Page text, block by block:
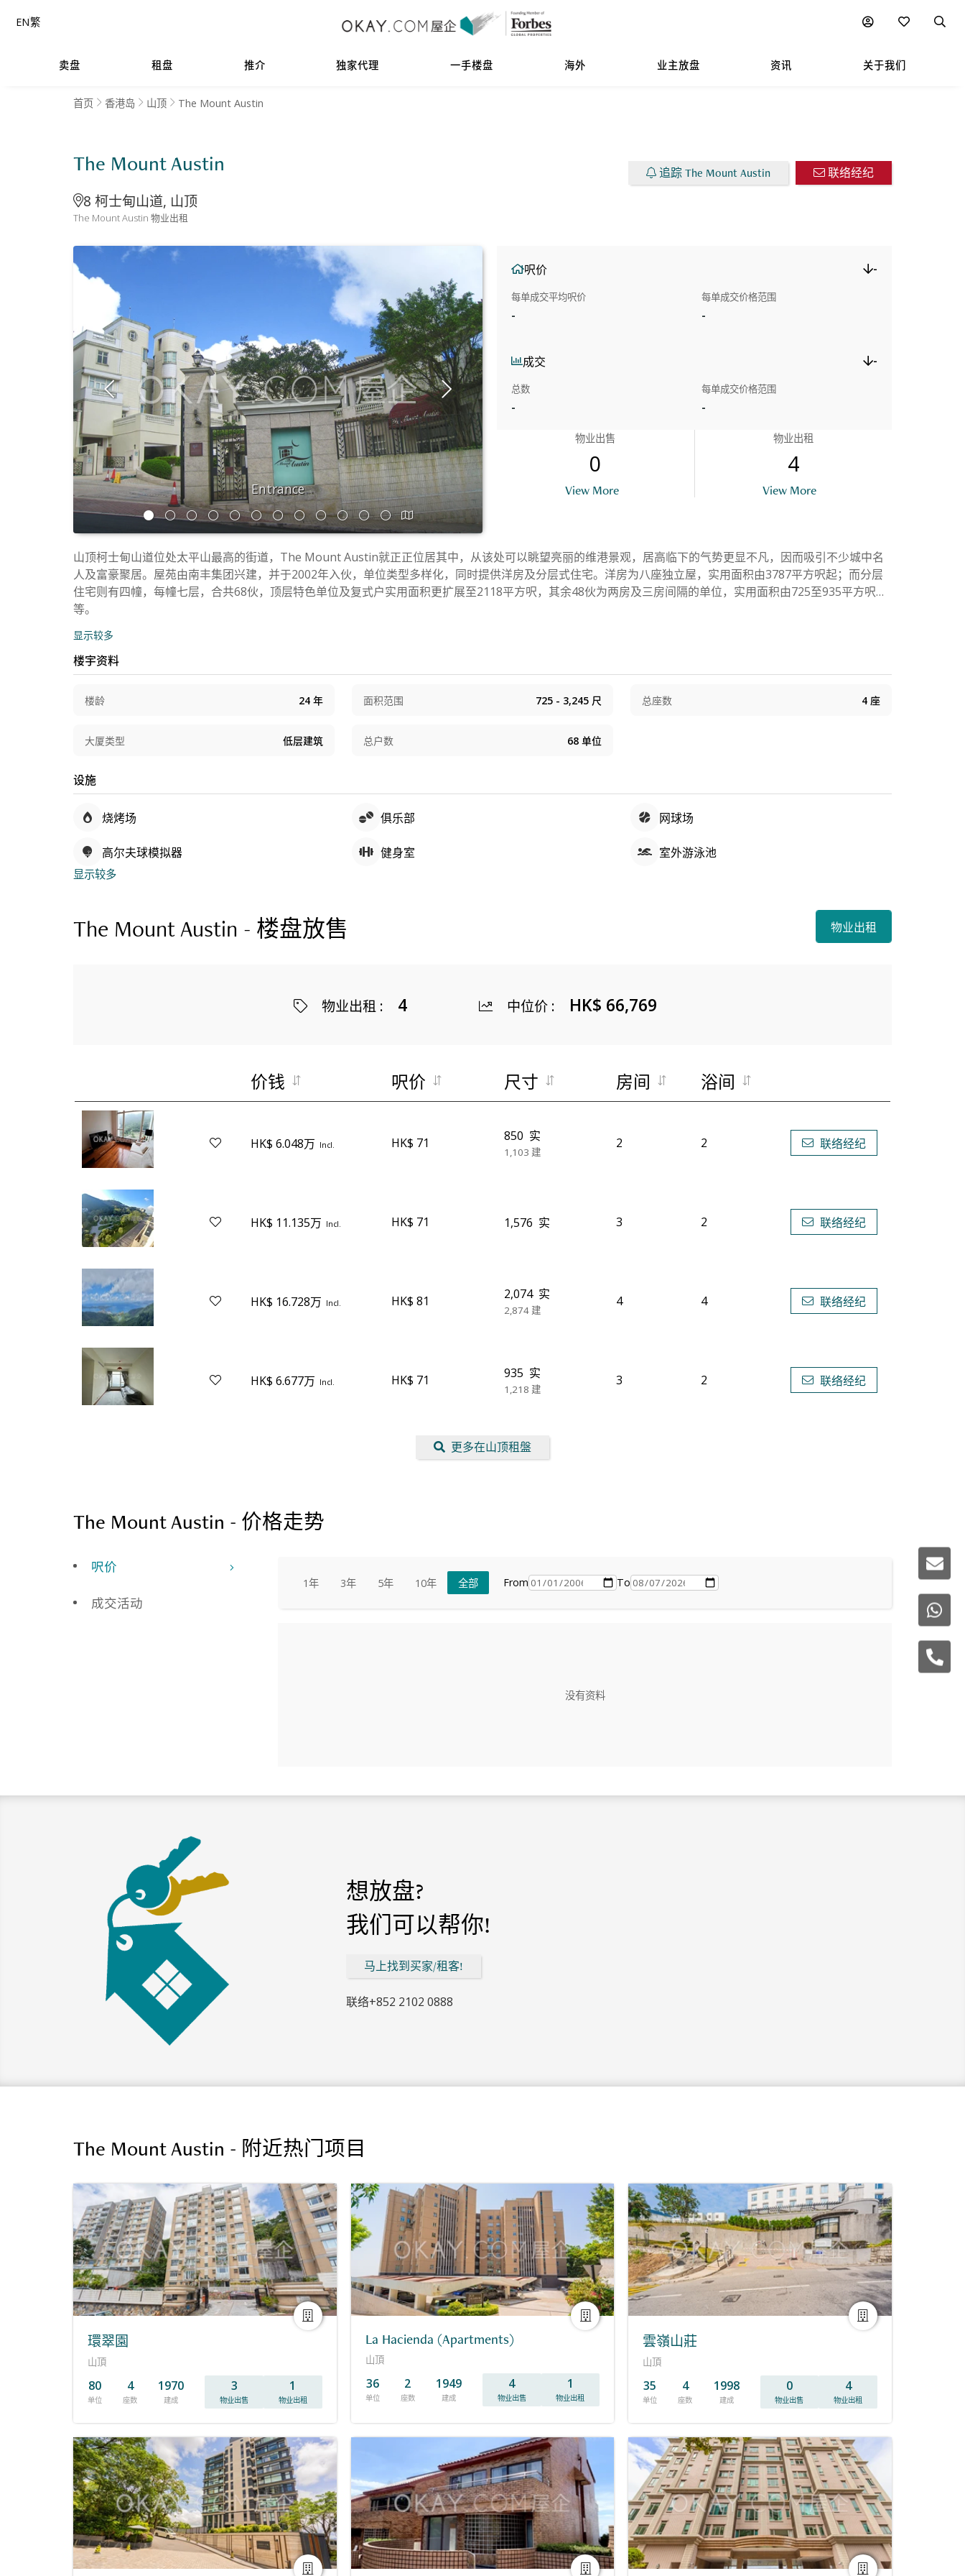
卖盘 租盘 推介 独家代理 一手楼盘 海外 业主放盘 资讯 关于我们
EN繁 附近热门项目
首页 香港岛 山顶 The Mount Austin
The Mount Austin
8 柯士甸山道, 山顶
追踪 The Mount Austin 联络经纪
The Mount Austin 物业出租
Entrance
呎价 -
每单成交平均呎价
-
每单成交价格范围
-
成交 -
总数
-
每单成交价格范围
-
物业出售
0
View More
物业出租
4
View More
山顶柯士甸山道位处太平山最高的街道，The Mount Austin就正正位居其中，从该处可以眺望亮丽的维港景观，居高临下的气势更显不凡，因而吸引不少城中名
人及富豪聚居。屋苑由南丰集团兴建，并于2002年入伙，单位类型多样化，同时提供洋房及分层式住宅。洋房为八座独立屋，实用面积由3787平方呎起；而分层
住宅则有四幢，每幢七层，合共68伙，顶层特色单位及复式户实用面积更扩展至2118平方呎，其余48伙为两房及三房间隔的单位，实用面积由725至935平方呎不
等。
显示较多
楼宇资料
楼龄 24 年 面积范围 725 - 3,245 尺 总座数 4 座
大厦类型 低层建筑 总户数 68 单位
设施
烧烤场 俱乐部 网球场
高尔夫球模拟器 健身室 室外游泳池
显示较多
The Mount Austin - 楼盘放售 物业出租
物业出租 : 4 中位价 : HK$ 66,769
价钱 呎价 尺寸 房间 浴间
HK$ 6.048万 Incl. HK$ 71 850 实
1,103 建
2 2 联络经纪
HK$ 11.135万 Incl. HK$ 71 1,576 实 3 2 联络经纪
HK$ 16.728万 Incl. HK$ 81 2,074 实
2,874 建
4 4 联络经纪
HK$ 6.677万 Incl. HK$ 71 935 实
1,218 建
3 2 联络经纪
更多在山顶租盤
The Mount Austin - 价格走势
呎价
成交活动
1年 3年 5年 10年 全部 From To
没有资料
想放盘?
我们可以帮你!
马上找到买家/租客!
联络+852 2102 0888
The Mount Austin - 附近热门项目
環翠園
山頂
80
单位
4
座数
1970
建成
3
物业出售
1
物业出租
La Hacienda (Apartments)
山頂
36
单位
2
座数
1949
建成
4
物业出售
1
物业出租
雲嶺山莊
山頂
35
单位
4
座数
1998
建成
0
物业出售
4
物业出租